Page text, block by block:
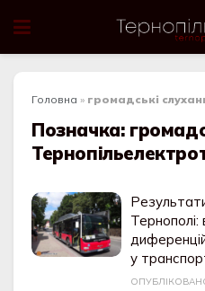
Головна » громадські
Позначка:
Тернополі:
у